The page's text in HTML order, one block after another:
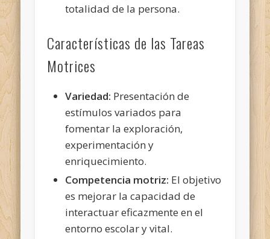
totalidad de la persona.
Características de las Tareas
Motrices
Variedad: Presentación de
estímulos variados para
fomentar la exploración,
experimentación y
enriquecimiento.
Competencia motriz: El objetivo
es mejorar la capacidad de
interactuar eficazmente en el
entorno escolar y vital.